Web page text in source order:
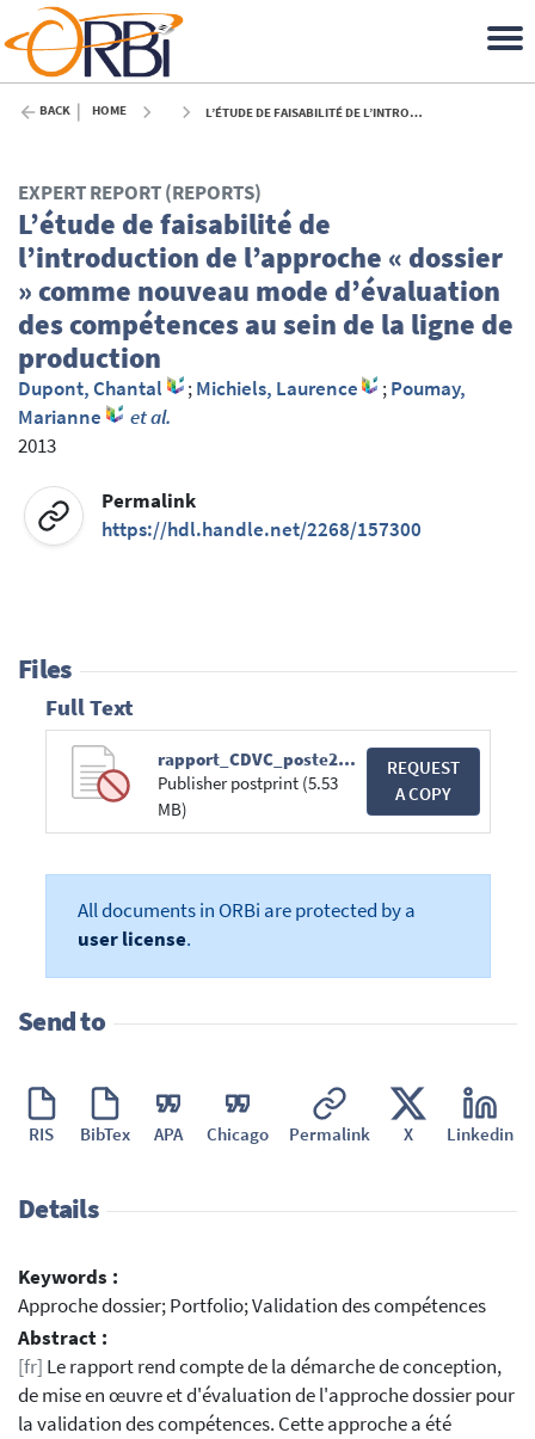
BACK HOME L’ÉTUDE DE FAISABILITÉ DE L’INTRODUCTION DE L’APPROCHE « DOSSIER » COMME NOUVEAU MODE D’ÉVALUATION DES COMPÉTENCES AU SEIN DE LA LIGNE DE PRODUCTION - 2013
EXPERT REPORT (REPORTS)
L’étude de faisabilité de
l’introduction de l’approche « dossier
» comme nouveau mode d’évaluation
des compétences au sein de la ligne de
production
Dupont, Chantal ;Michiels, Laurence ;Poumay,
Marianne
et al.
2013
Permalink
https://hdl.handle.net/2268/157300
Files
Full Text
rapport_CDVC_poste2_06-09-2013.pdf
Publisher postprint (5.53
MB)
REQUEST
A COPY
All documents in ORBi are protected by a
user license.
Send to
RIS BibTex APA Chicago Permalink X Linkedin
Details
Keywords :
Approche dossier; Portfolio; Validation des compétences
Abstract :
[fr] Le rapport rend compte de la démarche de conception,
de mise en œuvre et d'évaluation de l'approche dossier pour
la validation des compétences. Cette approche a été